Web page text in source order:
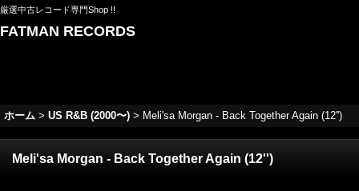
厳選中古レコード専門Shop !!
FATMAN RECORDS
ホーム > US R&B (2000〜) > Meli'sa Morgan - Back Together Again (12'')
Meli'sa Morgan - Back Together Again (12'')